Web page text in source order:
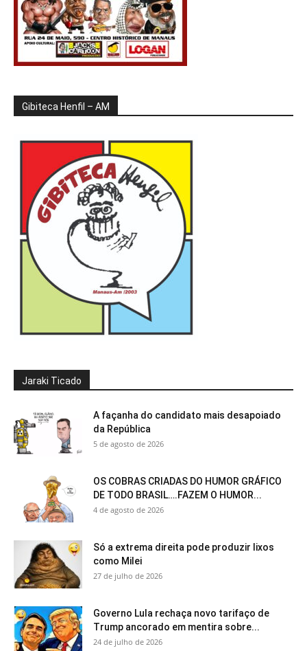
Gibiteca Henfil – AM
Jaraki Ticado
A façanha do candidato mais desapoiado
da República
5 de agosto de 2026
OS COBRAS CRIADAS DO HUMOR GRÁFICO
DE TODO BRASIL….FAZEM O HUMOR...
4 de agosto de 2026
Só a extrema direita pode produzir lixos
como Milei
27 de julho de 2026
Governo Lula rechaça novo tarifaço de
Trump ancorado em mentira sobre...
24 de julho de 2026